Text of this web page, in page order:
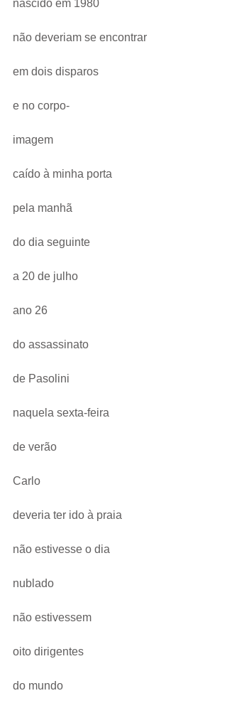
nascido em 1980
não deveriam se encontrar
em dois disparos
e no corpo-
imagem
caído à minha porta
pela manhã
do dia seguinte
a 20 de julho
ano 26
do assassinato
de Pasolini
naquela sexta-feira
de verão
Carlo
deveria ter ido à praia
não estivesse o dia
nublado
não estivessem
oito dirigentes
do mundo